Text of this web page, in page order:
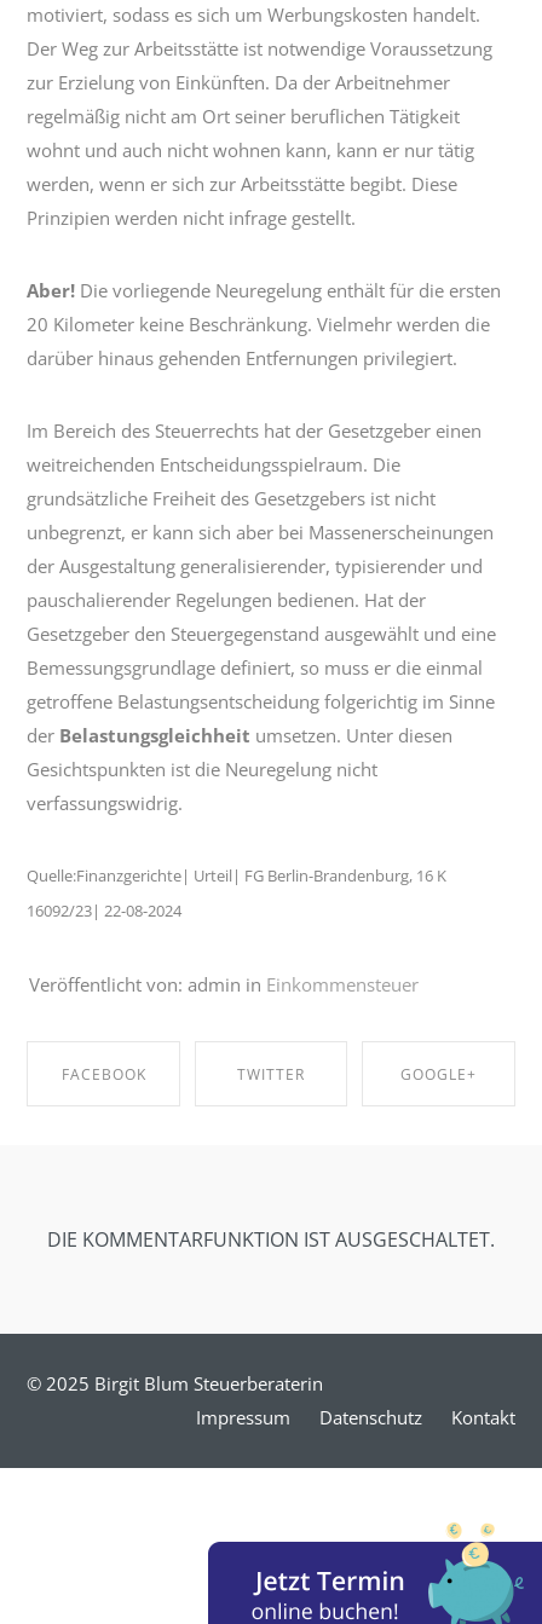
motiviert, sodass es sich um Werbungskosten handelt.
Der Weg zur Arbeitsstätte ist notwendige Voraussetzung
zur Erzielung von Einkünften. Da der Arbeitnehmer
regelmäßig nicht am Ort seiner beruflichen Tätigkeit
wohnt und auch nicht wohnen kann, kann er nur tätig
werden, wenn er sich zur Arbeitsstätte begibt. Diese
Prinzipien werden nicht infrage gestellt.
Aber! Die vorliegende Neuregelung enthält für die ersten
20 Kilometer keine Beschränkung. Vielmehr werden die
darüber hinaus gehenden Entfernungen privilegiert.
Im Bereich des Steuerrechts hat der Gesetzgeber einen
weitreichenden Entscheidungsspielraum. Die
grundsätzliche Freiheit des Gesetzgebers ist nicht
unbegrenzt, er kann sich aber bei Massenerscheinungen
der Ausgestaltung generalisierender, typisierender und
pauschalierender Regelungen bedienen. Hat der
Gesetzgeber den Steuergegenstand ausgewählt und eine
Bemessungsgrundlage definiert, so muss er die einmal
getroffene Belastungsentscheidung folgerichtig im Sinne
der Belastungsgleichheit umsetzen. Unter diesen
Gesichtspunkten ist die Neuregelung nicht
verfassungswidrig.
Quelle:Finanzgerichte| Urteil| FG Berlin-Brandenburg, 16 K
16092/23| 22-08-2024
Veröffentlicht von: admin in Einkommensteuer
FACEBOOK TWITTER GOOGLE+
DIE KOMMENTARFUNKTION IST AUSGESCHALTET.
© 2025 Birgit Blum Steuerberaterin
Impressum
Datenschutz Kontakt